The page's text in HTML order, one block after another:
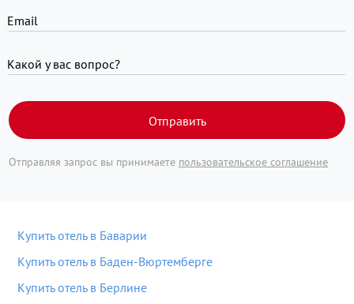
Email
Какой у вас вопрос?
Отправить
Отправляя запрос вы принимаете пользовательское соглашение
Купить отель в Баварии
Купить отель в Баден-Вюртемберге
Купить отель в Берлине